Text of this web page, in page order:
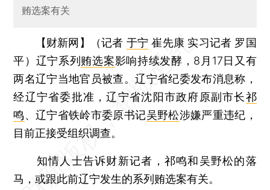
贿选案有关
【财新网】（记者 于宁 崔先康 实习记者 罗国
平） 辽宁系列 贿选案影响持续发酵，8月17日又有
两名辽宁当地官员被查。辽宁省纪委发布消息称，
经辽宁省委批准，辽宁省沈阳市政府原副市长祁
鸣、辽宁省铁岭市委原书记吴野松涉嫌严重违纪，
目前正接受组织调查。
知情人士告诉财新记者，祁鸣和吴野松的落
马，或跟此前辽宁发生的系列贿选案有关。